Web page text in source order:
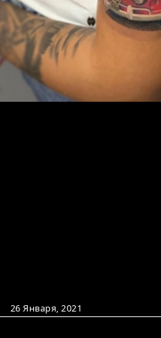
26 Января, 2021